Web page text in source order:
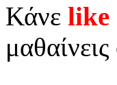
Κάνε like